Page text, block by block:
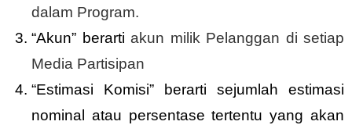
dalam Program.
“Akun” berarti akun milik Pelanggan di setiap
Media Partisipan
“Estimasi Komisi” berarti sejumlah estimasi
nominal atau persentase tertentu yang akan